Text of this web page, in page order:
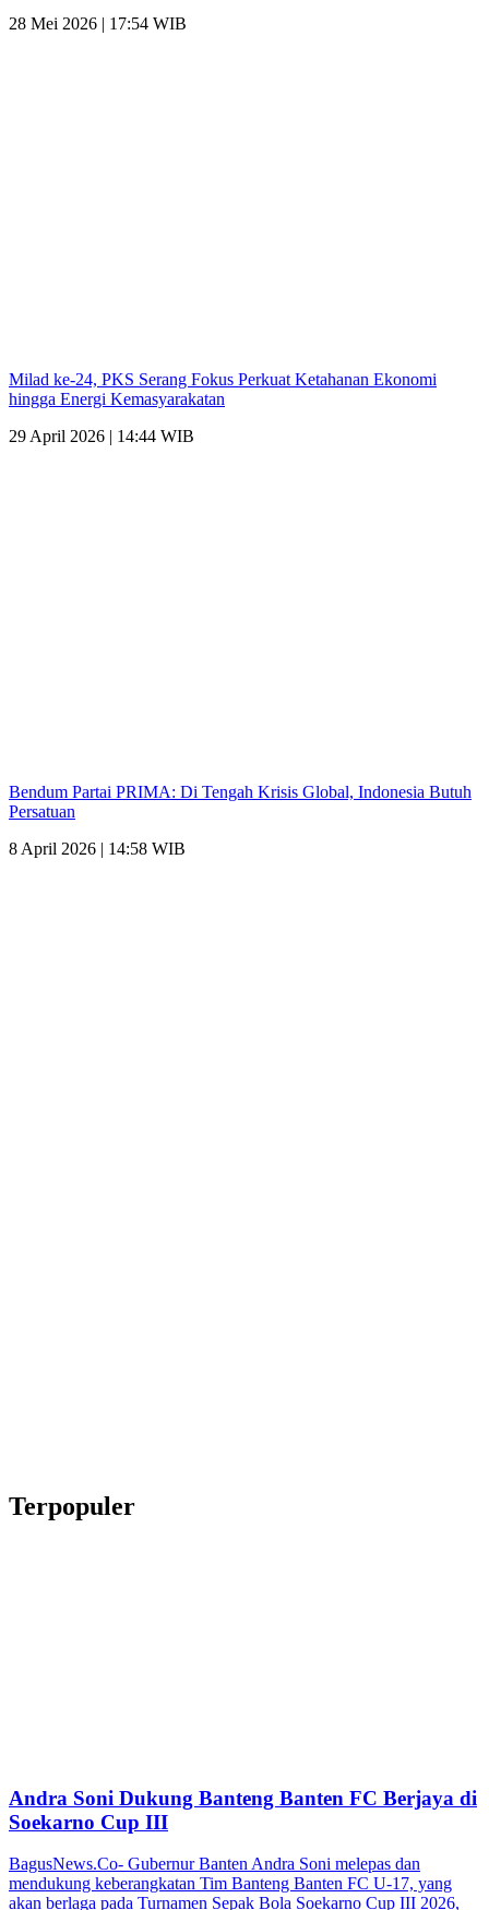
28 Mei 2026 | 17:54 WIB
Milad ke-24, PKS Serang Fokus Perkuat Ketahanan Ekonomi
hingga Energi Kemasyarakatan
29 April 2026 | 14:44 WIB
Bendum Partai PRIMA: Di Tengah Krisis Global, Indonesia Butuh
Persatuan
8 April 2026 | 14:58 WIB
Terpopuler
Andra Soni Dukung Banteng Banten FC Berjaya di
Soekarno Cup III
BagusNews.Co- Gubernur Banten Andra Soni melepas dan
mendukung keberangkatan Tim Banteng Banten FC U-17, yang
akan berlaga pada Turnamen Sepak Bola Soekarno Cup III 2026,